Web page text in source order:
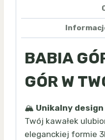
magnes
BABIA
GÓR W
🏔️ Unikalny
Twój kawałek
eleganckiej formie